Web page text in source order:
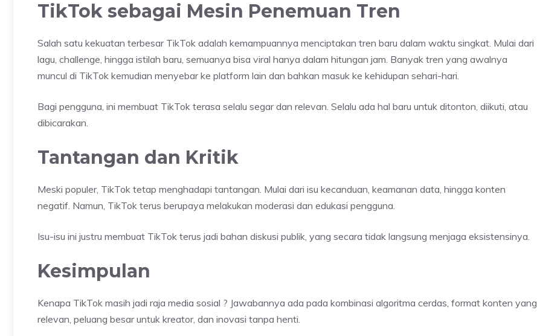
TikTok sebagai Mesin Penemuan Tren
Salah satu kekuatan terbesar TikTok adalah kemampuannya menciptakan tren baru dalam waktu singkat. Mulai dari
lagu, challenge, hingga istilah baru, semuanya bisa viral hanya dalam hitungan jam. Banyak tren yang awalnya
muncul di TikTok kemudian menyebar ke platform lain dan bahkan masuk ke kehidupan sehari-hari.
Bagi pengguna, ini membuat TikTok terasa selalu segar dan relevan. Selalu ada hal baru untuk ditonton, diikuti, atau
dibicarakan.
Tantangan dan Kritik
Meski populer, TikTok tetap menghadapi tantangan. Mulai dari isu kecanduan, keamanan data, hingga konten
negatif. Namun, TikTok terus berupaya melakukan moderasi dan edukasi pengguna.
Isu-isu ini justru membuat TikTok terus jadi bahan diskusi publik, yang secara tidak langsung menjaga eksistensinya.
Kesimpulan
Kenapa TikTok masih jadi raja media sosial ? Jawabannya ada pada kombinasi algoritma cerdas, format konten yang
relevan, peluang besar untuk kreator, dan inovasi tanpa henti.